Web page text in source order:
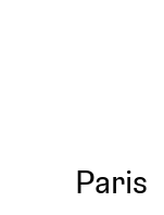
Paris